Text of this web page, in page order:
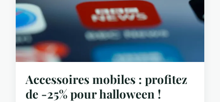
Accessoires mobiles : profitez
de -25% pour halloween !